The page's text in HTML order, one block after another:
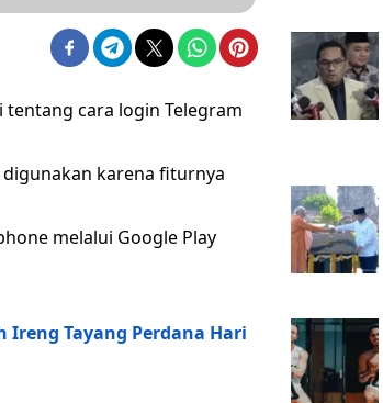
cara login Telegram
karena fiturnya
melalui Google Play
Ireng Tayang Perdana Hari